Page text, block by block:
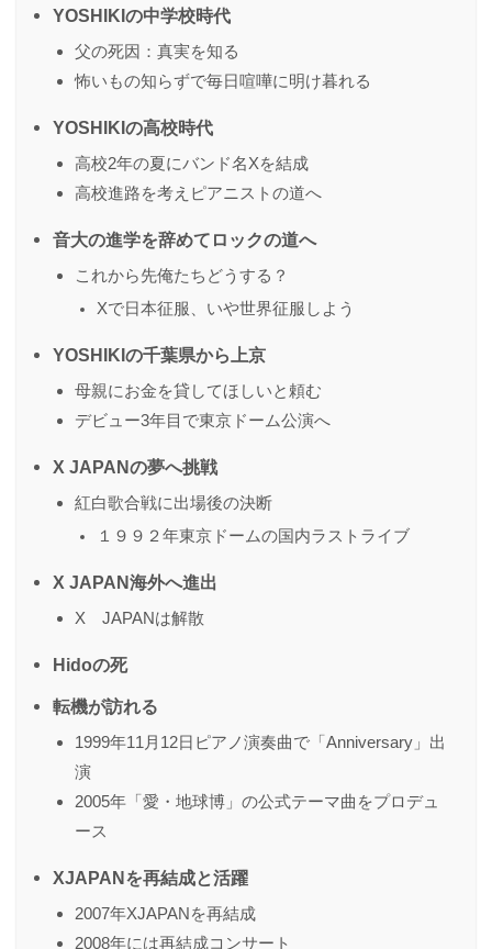
YOSHIKIの中学校時代
父の死因：真実を知る
怖いもの知らずで毎日喧嘩に明け暮れる
YOSHIKIの高校時代
高校2年の夏にバンド名Xを結成
高校進路を考えピアニストの道へ
音大の進学を辞めてロックの道へ
これから先俺たちどうする？
Xで日本征服、いや世界征服しよう
YOSHIKIの千葉県から上京
母親にお金を貸してほしいと頼む
デビュー3年目で東京ドーム公演へ
X JAPANの夢へ挑戦
紅白歌合戦に出場後の決断
１９９２年東京ドームの国内ラストライブ
X JAPAN海外へ進出
X JAPANは解散
Hidoの死
転機が訪れる
1999年11月12日ピアノ演奏曲で「Anniversary」出
演
2005年「愛・地球博」の公式テーマ曲をプロデュ
ース
XJAPANを再結成と活躍
2007年XJAPANを再結成
2008年には再結成コンサート